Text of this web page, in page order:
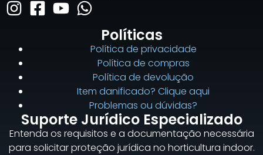
Políticas
Política de privacidade
Política de compras
Política de devolução
Item danificado? Clique aqui
Problemas ou dúvidas?
Suporte Jurídico Especializado
Entenda os requisitos e a documentação necessária
para solicitar proteção jurídica no horticultura indoor.